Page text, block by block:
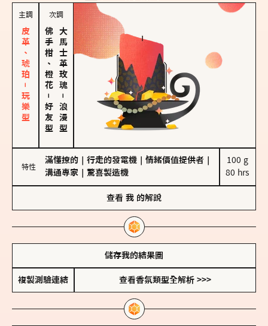
主調
皮革、琥珀－玩樂型
次調
佛手柑、橙花
－
好友型
大馬士革玫瑰
－
浪漫型
特性
滿懂撩的 行走的發電機 情緒價值提供者
溝通專家
驚喜製造機
100 g
80 hrs
查看 我 的解說
儲存我的結果圖
複製測驗連結 查看香氛類型全解析 >>>